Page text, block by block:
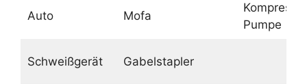
Auto Mofa
Pumpe
Schweißgerät Gabelstapler